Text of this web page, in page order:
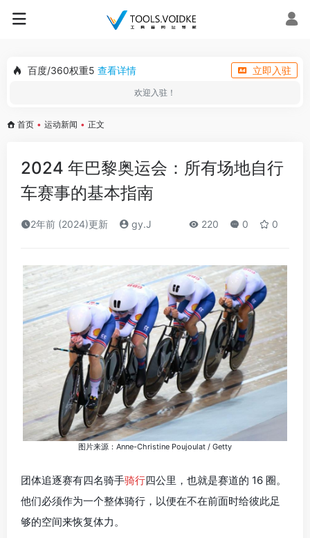
百度/360权重5 查看详情 立即入驻
欢迎入驻！
首页 • 运动新闻 • 正文
2024 年巴黎奥运会：所有场地自行
车赛事的基本指南
2年前 (2024)更新 gy.J 220 0 0
图片来源：Anne-Christine Poujoulat / Getty
团体追逐赛有四名骑手骑行四公里，也就是赛道的 16 圈。
他们必须作为一个整体骑行，以便在不在前面时给彼此足
够的空间来恢复体力。